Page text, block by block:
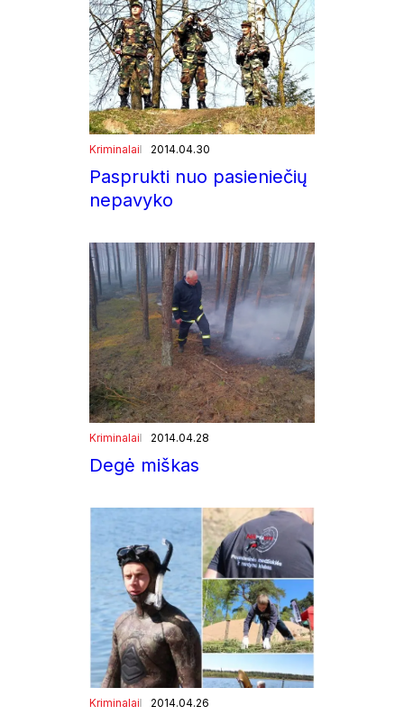
Kriminalai 2014.04.30
Pasprukti nuo pasieniečių
nepavyko
Kriminalai 2014.04.28
Degė miškas
Kriminalai 2014.04.26